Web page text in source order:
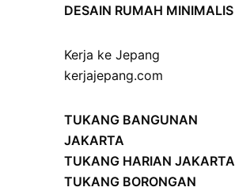
DESAIN RUMAH MINIMALIS
Kerja ke Jepang
kerjajepang.com
TUKANG BANGUNAN
JAKARTA
TUKANG HARIAN JAKARTA
TUKANG BORONGAN